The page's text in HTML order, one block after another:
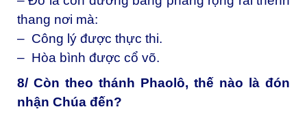
thang nơi mà:
– Công lý được thực thi.
– Hòa bình được cổ võ.
8/ Còn theo thánh Phaolô, thế nào là đón
nhận Chúa đến?